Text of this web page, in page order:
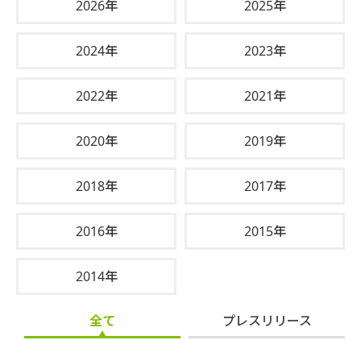
2026年 2025年
2024年 2023年
2022年 2021年
2020年 2019年
2018年 2017年
2016年 2015年
2014年
全て プレスリリース